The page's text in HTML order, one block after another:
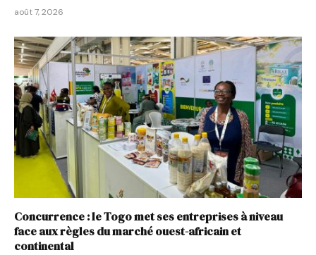
août 7, 2026
Concurrence : le Togo met ses entreprises à niveau
face aux règles du marché ouest-africain et
continental